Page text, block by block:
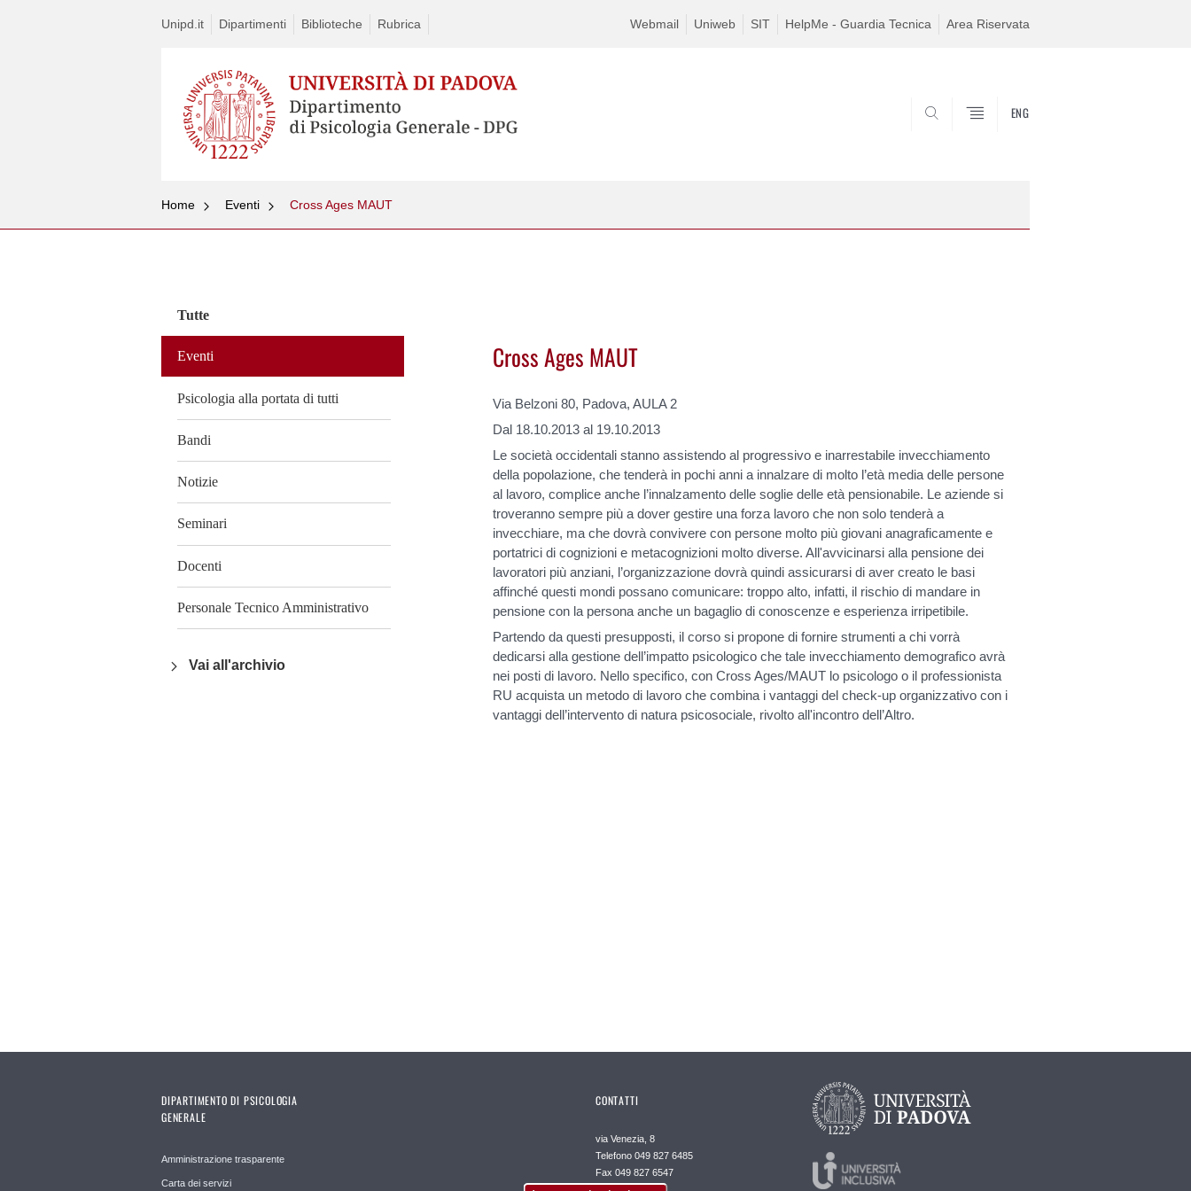
Unipd.it Dipartimenti Biblioteche Rubrica Webmail Uniweb SIT HelpMe - Guardia Tecnica Area Riservata
ENG
Home Eventi Cross Ages MAUT
Tutte
Eventi
Psicologia alla portata di tutti
Bandi
Notizie
Seminari
Docenti
Personale Tecnico Amministrativo
Vai all'archivio
Cross Ages MAUT
Via Belzoni 80, Padova, AULA 2
Dal 18.10.2013 al 19.10.2013
Le società occidentali stanno assistendo al progressivo e inarrestabile invecchiamento
della popolazione, che tenderà in pochi anni a innalzare di molto l’età media delle persone
al lavoro, complice anche l’innalzamento delle soglie delle età pensionabile. Le aziende si
troveranno sempre più a dover gestire una forza lavoro che non solo tenderà a
invecchiare, ma che dovrà convivere con persone molto più giovani anagraficamente e
portatrici di cognizioni e metacognizioni molto diverse. All'avvicinarsi alla pensione dei
lavoratori più anziani, l’organizzazione dovrà quindi assicurarsi di aver creato le basi
affinché questi mondi possano comunicare: troppo alto, infatti, il rischio di mandare in
pensione con la persona anche un bagaglio di conoscenze e esperienza irripetibile.
Partendo da questi presupposti, il corso si propone di fornire strumenti a chi vorrà
dedicarsi alla gestione dell’impatto psicologico che tale invecchiamento demografico avrà
nei posti di lavoro. Nello specifico, con Cross Ages/MAUT lo psicologo o il professionista
RU acquista un metodo di lavoro che combina i vantaggi del check-up organizzativo con i
vantaggi dell’intervento di natura psicosociale, rivolto all'incontro dell’Altro.
DIPARTIMENTO DI PSICOLOGIA
GENERALE
Amministrazione trasparente
Carta dei servizi
CONTATTI
via Venezia, 8
Telefono 049 827 6485
Fax 049 827 6547